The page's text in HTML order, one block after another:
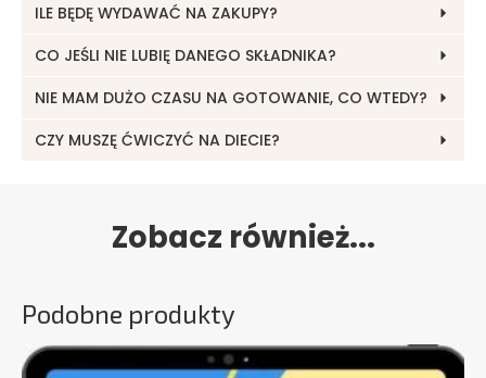
ILE BĘDĘ WYDAWAĆ NA ZAKUPY?
CO JEŚLI NIE LUBIĘ DANEGO SKŁADNIKA?
NIE MAM DUŻO CZASU NA GOTOWANIE, CO WTEDY?
CZY MUSZĘ ĆWICZYĆ NA DIECIE?
Zobacz również...
Podobne produkty
Ten